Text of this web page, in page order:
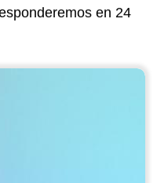
en 24